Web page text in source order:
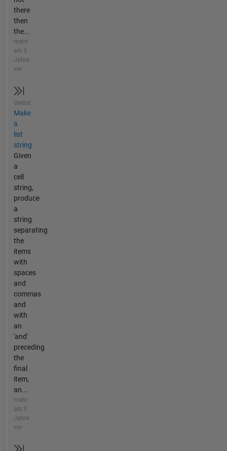
there
then
the...
mehr
als 3
Jahre
vor
Gelöst
Make
a
list
string
Given
a
cell
string,
produce
a
string
separating
the
items
with
spaces
and
commas
and
with
an
'and'
preceding
the
final
item,
an...
mehr
als 3
Jahre
vor